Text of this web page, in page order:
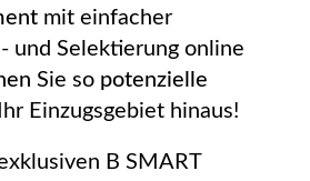
mit einfacher
und Selektierung online
Sie so potenzielle
Einzugsgebiet hinaus!
B SMART